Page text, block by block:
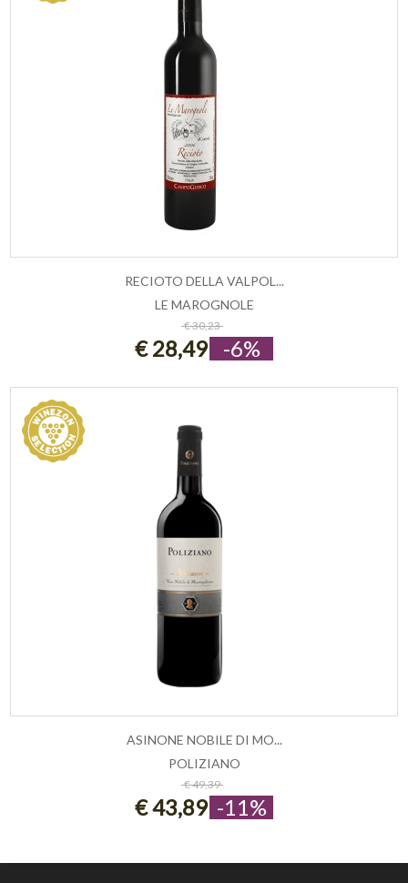
ESAURITO
RECIOTO DELLA VALPOL...
LE MAROGNOLE
€ 30,23
€ 28,49 -6%
ESAURITO
ASINONE NOBILE DI MO...
POLIZIANO
€ 49,39
€ 43,89 -11%